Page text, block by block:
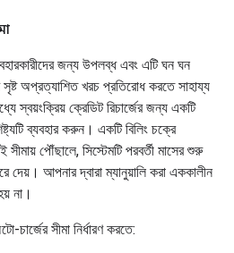
জন্য উপলব্ধ এবং এটি ঘন ঘন
সৃষ্ট অপ্রত্যাশিত খরচ প্রতিরোধ করতে সাহায্য
স্বয়ংক্রিয় ক্রেডিট রিচার্জের জন্য একটি
ব্যবহার করুন। একটি বিলিং চক্রে
সীমায় পৌঁছালে, সিস্টেমটি পরবর্তী মাসের শুরু
দেয়। আপনার দ্বারা ম্যানুয়ালি করা এককালীন
না।
সীমা নির্ধারণ করতে: